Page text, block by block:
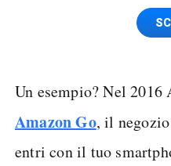
Spedizione SIM GRATIS
Un esempio? Nel 2016
Amazon Go, il
entri con il tuo